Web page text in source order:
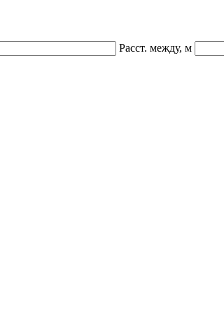
Расст. между, м